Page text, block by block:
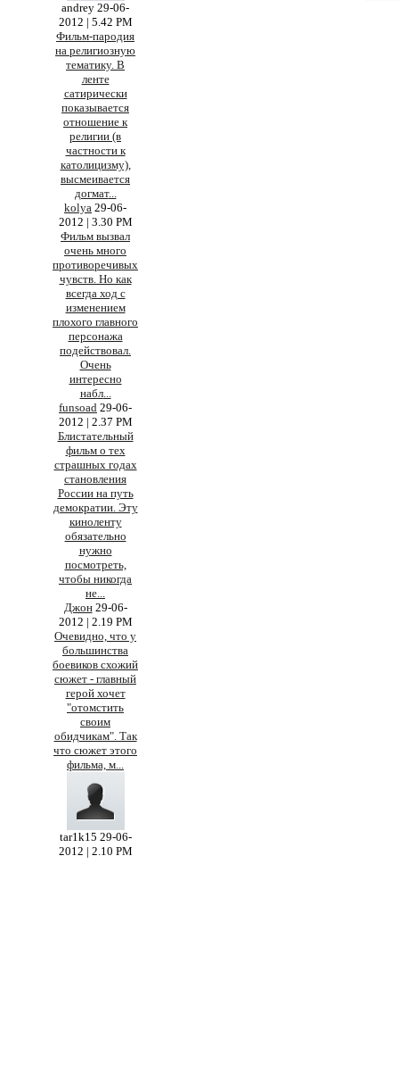
andrey 29-06-
2012 | 5.42 PM
Фильм-пародия
на религиозную
тематику. В
ленте
сатирически
показывается
отношение к
религии (в
частности к
католицизму),
высмеивается
догмат...
kolya 29-06-
2012 | 3.30 PM
Фильм вызвал
очень много
противоречивых
чувств. Но как
всегда ход с
изменением
плохого главного
персонажа
подействовал.
Очень
интересно
набл...
funsoad 29-06-
2012 | 2.37 PM
Блистательный
фильм о тех
страшных годах
становления
России на путь
демократии. Эту
киноленту
обязательно
нужно
посмотреть,
чтобы никогда
не...
Джон 29-06-
2012 | 2.19 PM
Очевидно, что у
большинства
боевиков схожий
сюжет - главный
герой хочет
"отомстить
своим
обидчикам". Так
что сюжет этого
фильма, м...
tar1k15 29-06-
2012 | 2.10 PM